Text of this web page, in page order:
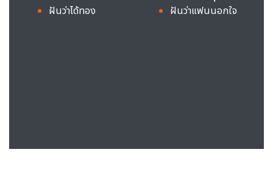
ฝันว่าได้ทอง
ฝันว่าแฟนนอกใจ